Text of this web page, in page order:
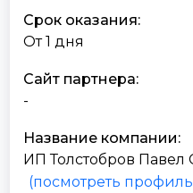
Срок оказания:
От 1 дня
Сайт партнера:
-
Название компании:
ИП Толстобров Павел
(посмотреть